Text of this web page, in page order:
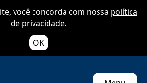
você concorda com nossa política
de privacidade.
OK